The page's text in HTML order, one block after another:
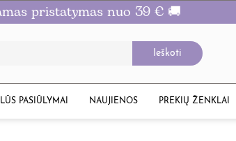
pristatymas nuo 39 € 🚚
PASIŪLYMAI NAUJIENOS PREKIŲ ŽENKLAI